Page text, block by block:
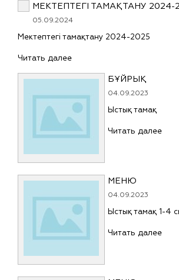
МЕКТЕПТЕГІ ТАМАҚТАНУ 2024-
05.09.2024
Мектептегі тамақтану 2024-2025
Читать далее
БҰЙРЫҚ
04.09.2023
Ыстық тамақ
Читать далее
МЕНЮ
04.09.2023
Ыстық тамақ 1-4
Читать далее